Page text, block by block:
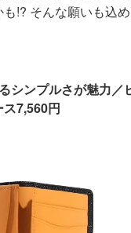
!? そんな願いも込
シンプルさが魅力
7,560円